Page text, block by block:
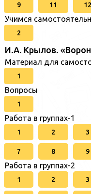
9 11 12
Учимся
2
И.А. Крылов.
Материал для
1
Вопросы
1
Работа в группах-1
1 2 3
7 8 9
Работа в группах-2
1 2 3